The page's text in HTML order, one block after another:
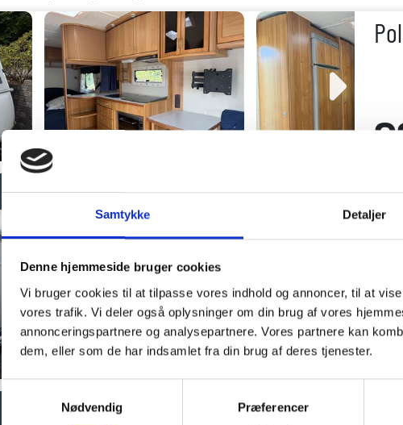
Samtykke Detaljer
Denne hjemmeside bruger cookies
Vi bruger cookies til at tilpasse vores indhold og annoncer, til at
vores trafik. Vi deler også oplysninger om din brug af vores
annonceringspartnere og analysepartnere. Vores partnere kan
dem, eller som de har indsamlet fra din brug af deres tjenester.
Samtykkevalg
Nødvendig
Præferencer
Læs